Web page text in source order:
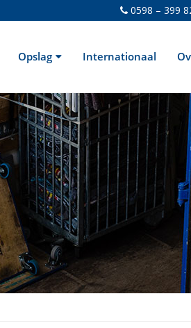
0598 – 399
Opslag Internationaal